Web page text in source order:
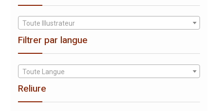
Toute Illustrateur
Filtrer par langue
Toute Langue
Reliure